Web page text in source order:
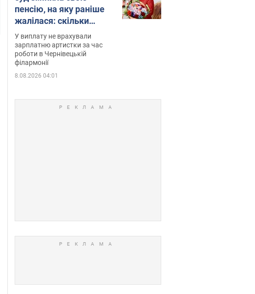
пенсію, на яку раніше
жалілася: скільки
отримувала співачка
У виплату не врахували
зарплатню артистки за час
роботи в Чернівецькій
філармонії
8.08.2026 04:01